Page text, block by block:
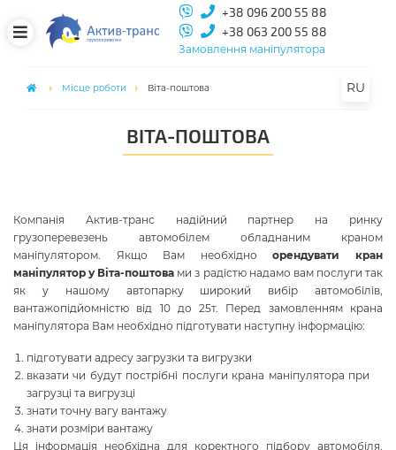
+38 096 200 55 88
+38 063 200 55 88
Замовлення маніпулятора
Місце роботи Віта-поштова RU
ВІТА-ПОШТОВА
Компанія Актив-транс надійний партнер на ринку
грузоперевезень автомобілем обладнаним краном
маніпулятором. Якщо Вам необхідноорендувати кран
маніпулятор у Віта-поштова ми з радістю надамо вам послуги так
як у нашому автопарку широкий вибір автомобілів,
вантажопідйомністю від 10 до 25т. Перед замовленням крана
маніпулятора Вам необхідно підготувати наступну інформацію:
підготувати адресу загрузки та вигрузки
вказати чи будут пострібні послуги крана маніпулятора при
загрузці та вигрузці
знати точну вагу вантажу
знати розміри вантажу
Ця інформація необхідна для коректного підбору автомобіля.